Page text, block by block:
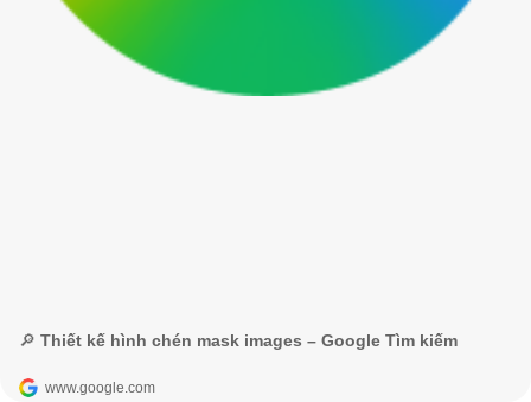
🔎 Thiết kế hình chén mask images – Google Tìm kiếm
www.google.com